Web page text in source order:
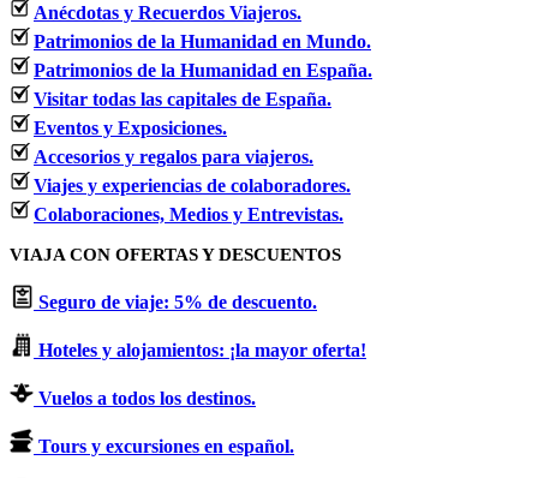
Anécdotas y Recuerdos Viajeros.
Patrimonios de la Humanidad en Mundo.
Patrimonios de la Humanidad en España.
Visitar todas las capitales de España.
Eventos y Exposiciones.
Accesorios y regalos para viajeros.
Viajes y experiencias de colaboradores.
Colaboraciones, Medios y Entrevistas.
VIAJA CON OFERTAS Y DESCUENTOS
Seguro de viaje: 5% de descuento.
Hoteles y alojamientos: ¡la mayor oferta!
Vuelos a todos los destinos.
Tours y excursiones en español.